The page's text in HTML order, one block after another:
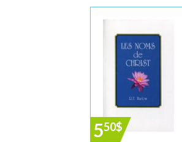
550$